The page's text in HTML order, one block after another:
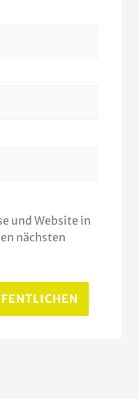
und Website in
nächsten